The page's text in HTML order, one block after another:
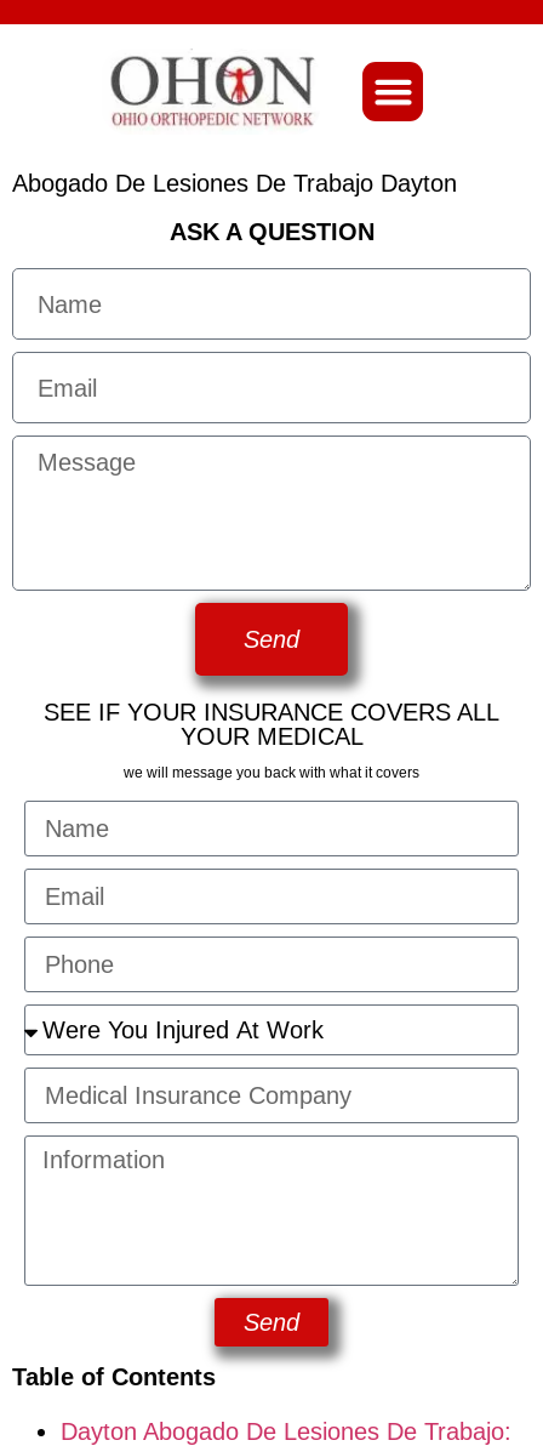
Abogado De Lesiones De Trabajo Dayton
ASK A QUESTION
Send
SEE IF YOUR INSURANCE COVERS ALL
YOUR MEDICAL
we will message you back with what it covers
Send
Table of Contents
Dayton Abogado De Lesiones De Trabajo: